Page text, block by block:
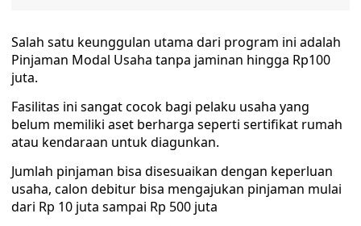
Salah satu keunggulan utama dari program ini adalah
Pinjaman Modal Usaha tanpa jaminan hingga Rp100
juta.
Fasilitas ini sangat cocok bagi pelaku usaha yang
belum memiliki aset berharga seperti sertifikat rumah
atau kendaraan untuk diagunkan.
Jumlah pinjaman bisa disesuaikan dengan keperluan
usaha, calon debitur bisa mengajukan pinjaman mulai
dari Rp 10 juta sampai Rp 500 juta